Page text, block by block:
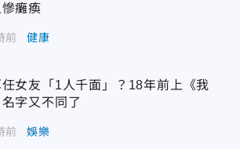
癱瘓
前 健康
女友「1人千面」？18年前上《我
字又不同了
前 娛樂